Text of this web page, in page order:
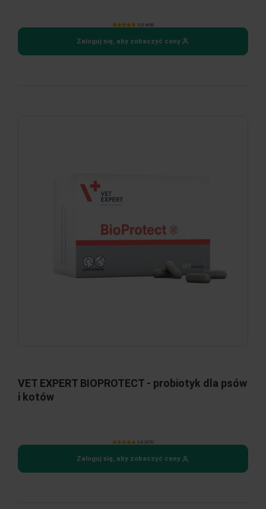
5.0 (418)
Zaloguj się, aby zobaczyć ceny
VET EXPERT BIOPROTECT - probiotyk dla psów
i kotów
5.0 (375)
Zaloguj się, aby zobaczyć ceny